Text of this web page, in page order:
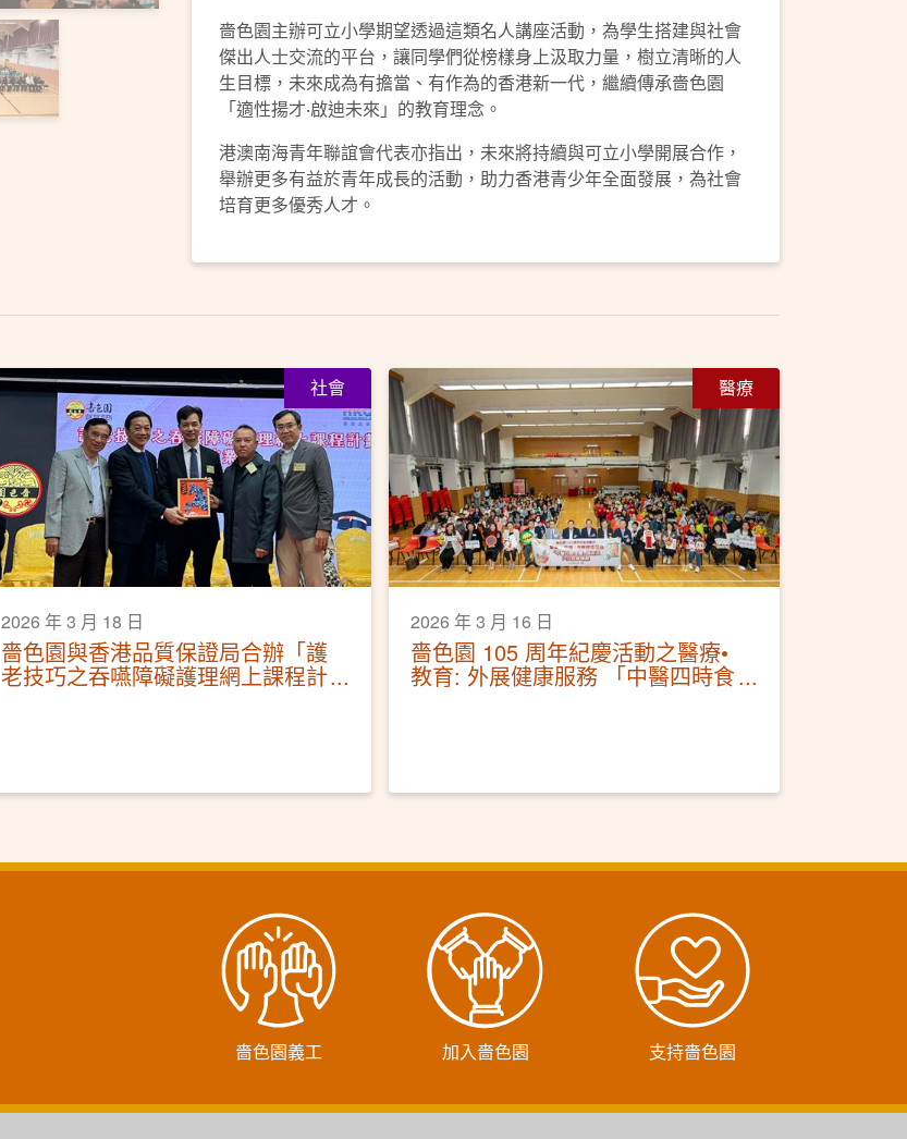
嗇色園主辦可立小學期望透過這類名人講座活動，為學生搭建與社會
傑出人士交流的平台，讓同學們從榜樣身上汲取力量，樹立清晰的人
生目標，未來成為有擔當、有作為的香港新一代，繼續傳承嗇色園
「適性揚才‧啟迪未來」的教育理念。
港澳南海青年聯誼會代表亦指出，未來將持續與可立小學開展合作，
舉辦更多有益於青年成長的活動，助力香港青少年全面發展，為社會
培育更多優秀人才。
社會
2026 年 3 月 18 日
嗇色園與香港品質保證局合辦「護
老技巧之吞嚥障礙護理網上課程計
醫療
2026 年 3 月 16 日
嗇色園 105 周年紀慶活動之醫療•
教育: 外展健康服務 「中醫四時食
嗇色園義工 加入嗇色園 支持嗇色園